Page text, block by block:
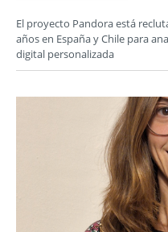
El proyecto Pandora está
años en España y Chile para
digital personalizada